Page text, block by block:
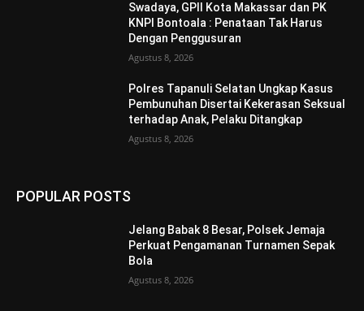
Swadaya, GPII Kota Makassar dan PK
KNPI Bontoala : Penataan Tak Harus
Dengan Penggusuran
Agustus 8, 2026
Polres Tapanuli Selatan Ungkap Kasus
Pembunuhan Disertai Kekerasan Seksual
terhadap Anak, Pelaku Ditangkap
Agustus 8, 2026
POPULAR POSTS
Jelang Babak 8 Besar, Polsek Jemaja
Perkuat Pengamanan Turnamen Sepak
Bola
Agustus 8, 2026